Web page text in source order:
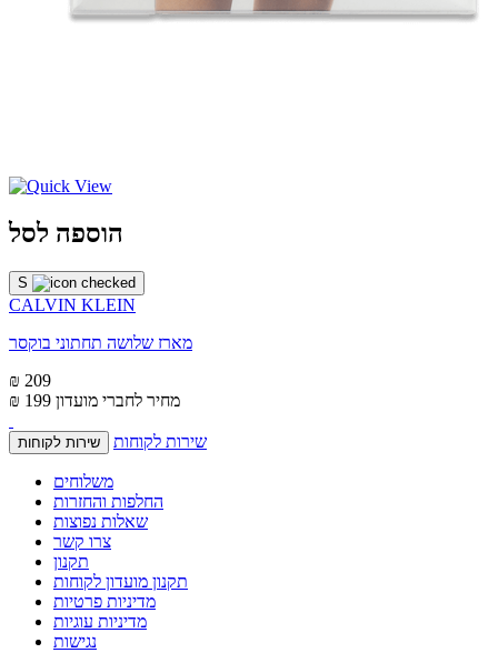
הוספה לסל
S
CALVIN KLEIN
מארז שלושה תחתוני בוקסר
₪ 209
₪ 199 מחיר לחברי מועדון
שירות לקוחות שירות לקוחות
משלוחים
החלפות והחזרות
שאלות נפוצות
צרו קשר
תקנון
תקנון מועדון לקוחות
מדיניות פרטיות
מדיניות עוגיות
נגישות